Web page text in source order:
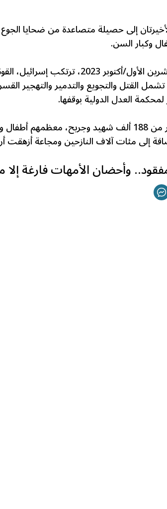
إلى حصيلة متصاعدة من ضحايا
وكبار السن.
ومنذ السابع من تشرين الأول/أكتوبر 2023،
تشمل القتل والتجويع والتدمير والتهجير
لمحكمة العدل الدولية بوقفها.
وخلفت الإبادة أكثر من 188 ألف شهيد وجريح،
إلى مئات آلاف النازحين ومجاعة أزهقت
وأحضان الأمهات فارغة إلا